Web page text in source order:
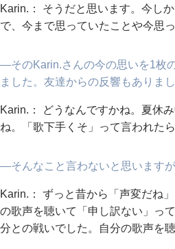
Karin.： そうだと思います。今し
で、今まで思っていたことや今思
―そのKarin.さんの今の思いを1枚
ました。友達からの反響もありま
Karin.： どうなんですかね。夏休
ね。「歌下手くそ」って言われた
―そんなこと言わないと思います
Karin.： ずっと昔から「声変だね
の歌声を聴いて「申し訳ない」っ
分との戦いでした。自分の歌声を